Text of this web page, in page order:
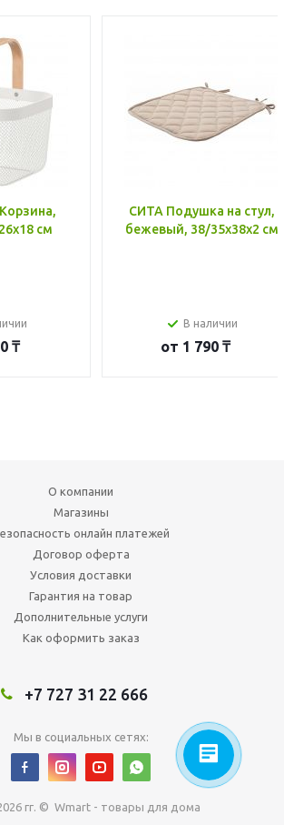
см
₸
СИТА Подушка на стул,
бежевый, 38/35x38x2 см
В наличии
от 1 790 ₸
О компании
Магазины
онлайн платежей
Договор оферта
Условия доставки
Гарантия на товар
Дополнительные услуги
Как оформить заказ
+7 727 31 22 666
Мы в социальных сетях:
гг. © Wmart - товары для дома